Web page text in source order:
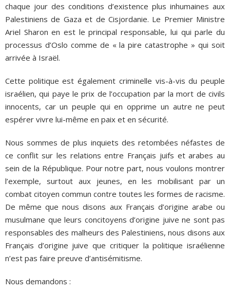
chaque jour des conditions d’existence plus inhumaines aux
Palestiniens de Gaza et de Cisjordanie. Le Premier Ministre
Ariel Sharon en est le principal responsable, lui qui parle du
processus d’Oslo comme de « la pire catastrophe » qui soit
arrivée à Israël.
Cette politique est également criminelle vis-à-vis du peuple
israélien, qui paye le prix de l’occupation par la mort de civils
innocents, car un peuple qui en opprime un autre ne peut
espérer vivre lui-même en paix et en sécurité.
Nous sommes de plus inquiets des retombées néfastes de
ce conflit sur les relations entre Français juifs et arabes au
sein de la République. Pour notre part, nous voulons montrer
l’exemple, surtout aux jeunes, en les mobilisant par un
combat citoyen commun contre toutes les formes de racisme.
De même que nous disons aux Français d’origine arabe ou
musulmane que leurs concitoyens d’origine juive ne sont pas
responsables des malheurs des Palestiniens, nous disons aux
Français d’origine juive que critiquer la politique israélienne
n’est pas faire preuve d’antisémitisme.
Nous demandons :